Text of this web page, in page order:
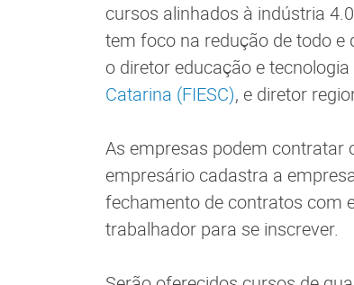
cursos alinhados à indústria
tem foco na redução de todo e
o diretor educação e tecnologia
Catarina (FIESC), e diretor
As empresas podem
empresário cadastra a
fechamento de contratos com
trabalhador para se inscrever.